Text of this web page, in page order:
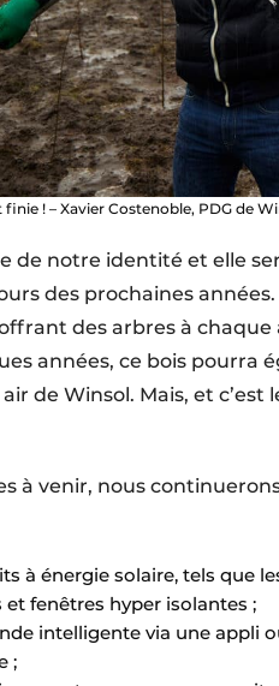
! – Xavier Costenoble, PDG de
de notre identité et elle
des prochaines
des arbres à chaque
années, ce bois
de Winsol. Mais, et
à venir, nous
à énergie solaire, tels que
et fenêtres hyper isolantes ;
intelligente via une appli
;